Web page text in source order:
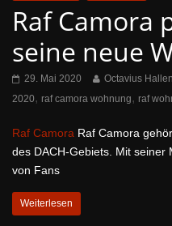
Raf Camora
seine neue
29. Mai 2020 Octavius
2020, raf camora wohnung, raf
Raf Camora Raf Camora
des DACH-Gebiets. Mit seiner
von Fans
Weiterlesen